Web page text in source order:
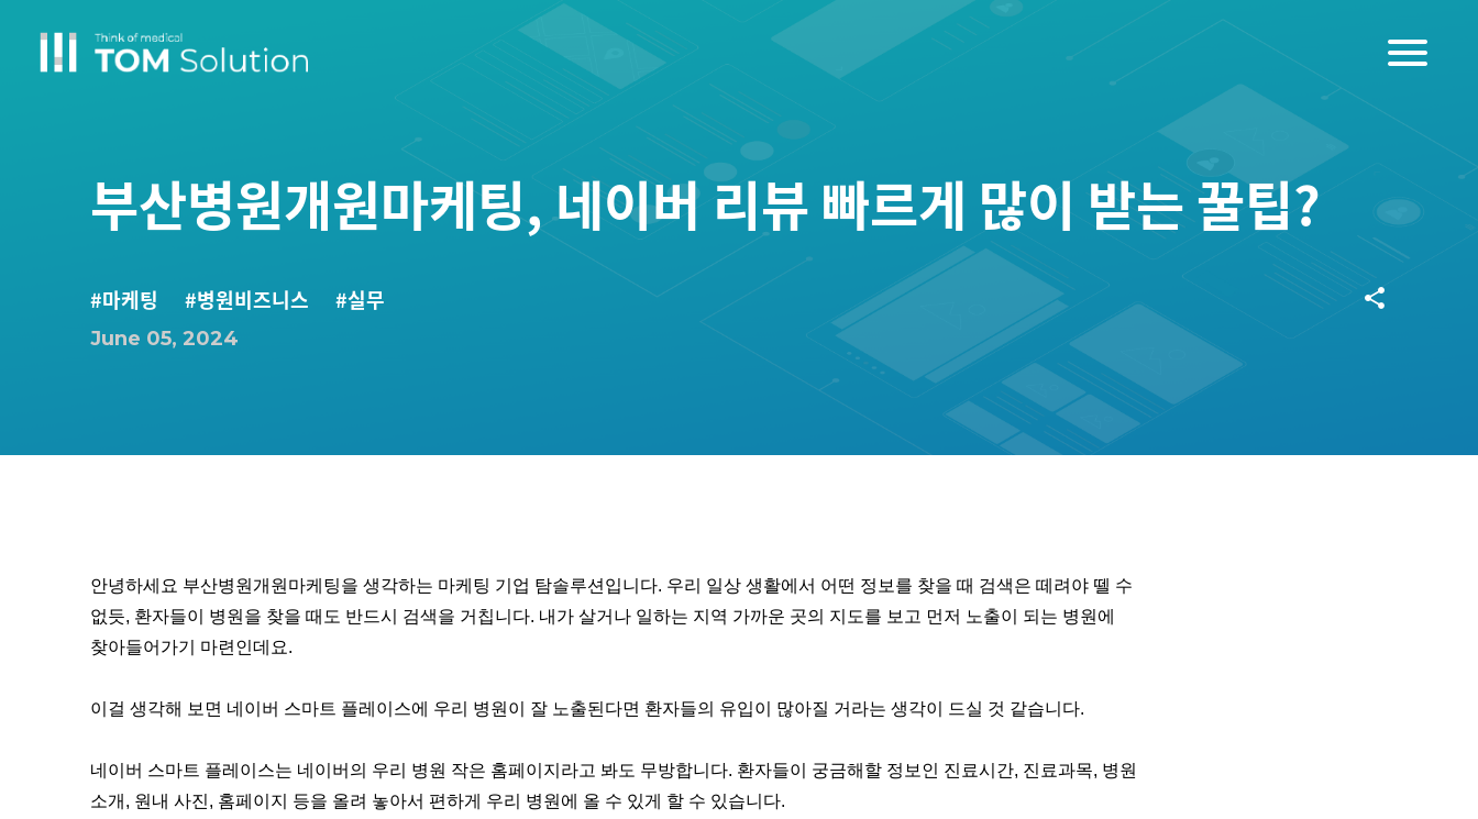
menu
부산병원개원마케팅, 네이버 리뷰 빠르게 많이 받는 꿀팁?
#마케팅 #병원비즈니스 #실무
June 05, 2024
share
안녕하세요 부산병원개원마케팅을 생각하는 마케팅 기업 탐솔루션입니다. 우리 일상 생활에서 어떤 정보를 찾을 때 검색은 떼려야 뗄 수
없듯, 환자들이 병원을 찾을 때도 반드시 검색을 거칩니다. 내가 살거나 일하는 지역 가까운 곳의 지도를 보고 먼저 노출이 되는 병원에
찾아들어가기 마련인데요.
이걸 생각해 보면 네이버 스마트 플레이스에 우리 병원이 잘 노출된다면 환자들의 유입이 많아질 거라는 생각이 드실 것 같습니다.
네이버 스마트 플레이스는 네이버의 우리 병원 작은 홈페이지라고 봐도 무방합니다. 환자들이 궁금해할 정보인 진료시간, 진료과목, 병원
소개, 원내 사진, 홈페이지 등을 올려 놓아서 편하게 우리 병원에 올 수 있게 할 수 있습니다.